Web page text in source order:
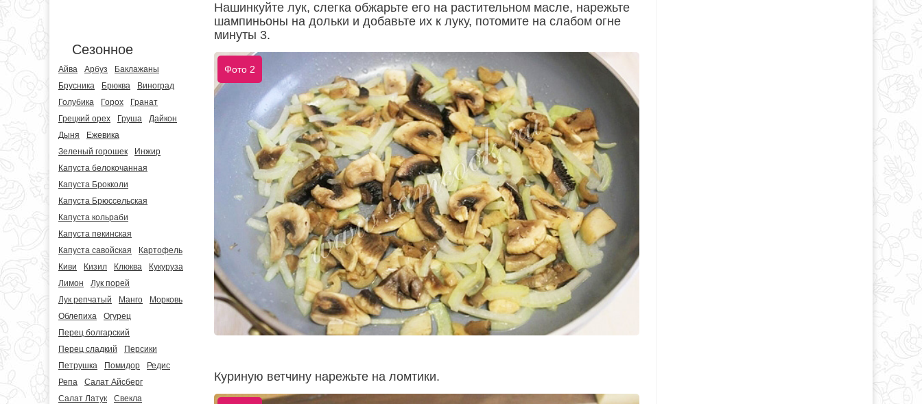
Сезонное
Айва Арбуз
Баклажаны
Брусника
Брюква
Виноград
Голубика
Горох
Гранат
Грецкий орех
Груша
Дайкон
Дыня
Ежевика
Зеленый горошек
Инжир
Капуста белокочанная
Капуста Брокколи
Капуста Брюссельская
Капуста кольраби
Капуста пекинская
Капуста савойская
Картофель
Киви
Кизил Клюква
Кукуруза
Лимон
Лук порей
Лук репчатый
Манго
Морковь
Облепиха
Огурец
Перец болгарский
Перец сладкий
Персики
Петрушка
Помидор
Редис
Репа
Салат Айсберг
Салат Латук
Свекла
Нашинкуйте лук, слегка обжарьте его на растительном масле, нарежьте
шампиньоны на дольки и добавьте их к луку, потомите на слабом огне
минуты 3.
Фото 2
Куриную ветчину нарежьте на ломтики.